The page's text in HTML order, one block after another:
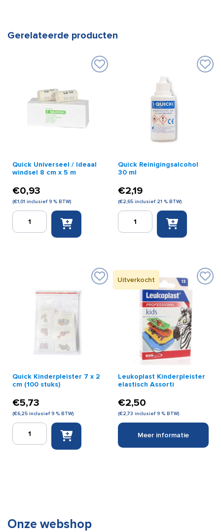
Gerelateerde producten
Quick Universeel / Ideaal
windsel 8 cm x 5 m
€0,93
(€1,01 inclusief 9 % BTW)
Quick
Universeel
Quick Reinigingsalcohol
30 ml
€2,19
(€2,65 inclusief 21 % BTW)
Quick
Reinigingsalcohol
Quick Kinderpleister 7 x 2
cm (100 stuks)
€5,73
(€6,25 inclusief 9 % BTW)
Quick
Kinderpleister
Uitverkocht
Leukoplast Kinderpleister
elastisch Assorti
€2,50
(€2,73 inclusief 9 % BTW)
Meer informatie
Onze webshop